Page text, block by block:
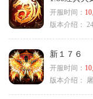
开服时间：
版本介绍：
新１７６
开服时间：
版本介绍：